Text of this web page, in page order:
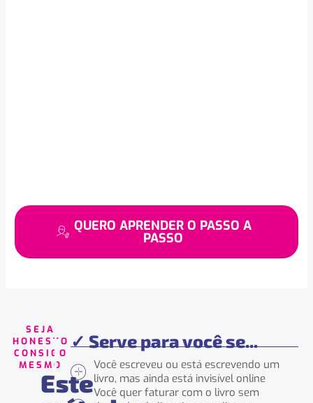
QUERO APRENDER O PASSO A
PASSO
SEJA
HONESTO
CONSIGO
MESMO
Este
✓ Serve para você se...
Você escreveu ou está escrevendo um
livro, mas ainda está invisível online
Você quer faturar com o livro sem